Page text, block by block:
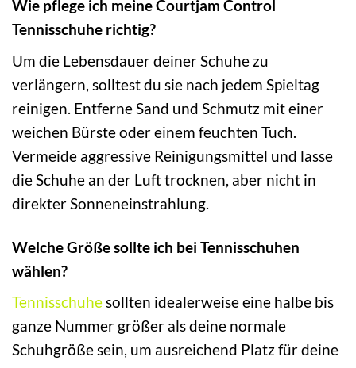
Wie pflege ich meine Courtjam Control
Tennisschuhe richtig?
Um die Lebensdauer deiner Schuhe zu
verlängern, solltest du sie nach jedem Spieltag
reinigen. Entferne Sand und Schmutz mit einer
weichen Bürste oder einem feuchten Tuch.
Vermeide aggressive Reinigungsmittel und lasse
die Schuhe an der Luft trocknen, aber nicht in
direkter Sonneneinstrahlung.
Welche Größe sollte ich bei Tennisschuhen
wählen?
Tennisschuhesollten idealerweise eine halbe bis
ganze Nummer größer als deine normale
Schuhgröße sein, um ausreichend Platz für deine